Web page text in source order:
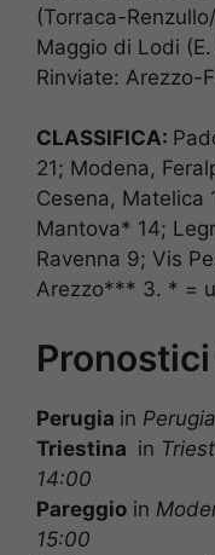
(Torraca-
Maggio di Lodi
Rinviate: Arezzo-
CLASSIFICA:
21; Modena,
Cesena, Matelica
Mantova* 14;
Ravenna 9; Vis
Arezzo*** 3. * =
Perugia in
Triestina in
14:00
Pareggio in
15:00